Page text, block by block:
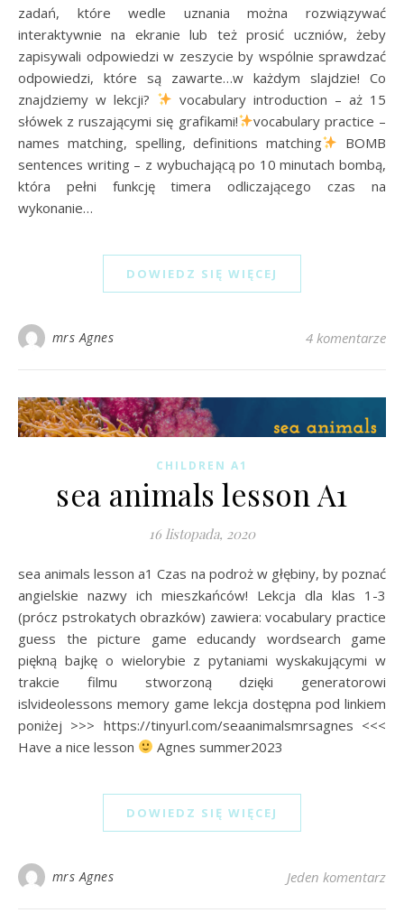
zadań, które wedle uznania można rozwiązywać
interaktywnie na ekranie lub też prosić uczniów, żeby
zapisywali odpowiedzi w zeszycie by wspólnie sprawdzać
odpowiedzi, które są zawarte…w każdym slajdzie! Co
znajdziemy w lekcji?
vocabulary introduction – aż 15
słówek z ruszającymi się grafikami!
vocabulary practice –
names matching, spelling, definitions matching
BOMB
sentences writing – z wybuchającą po 10 minutach bombą,
która pełni funkcję timera odliczającego czas na
wykonanie…
DOWIEDZ SIĘ WIĘCEJ
mrs Agnes 4 komentarze
CHILDREN A1
sea animals lesson A1
16 listopada, 2020
sea animals lesson a1 Czas na podroż w głębiny, by poznać
angielskie nazwy ich mieszkańców! Lekcja dla klas 1-3
(prócz pstrokatych obrazków) zawiera: vocabulary practice
guess the picture game educandy wordsearch game
piękną bajkę o wielorybie z pytaniami wyskakującymi w
trakcie filmu stworzoną dzięki generatorowi
islvideolessons memory game lekcja dostępna pod linkiem
poniżej >>> https://tinyurl.com/seaanimalsmrsagnes <<<
Have a nice lesson
Agnes summer2023
DOWIEDZ SIĘ WIĘCEJ
mrs Agnes Jeden komentarz